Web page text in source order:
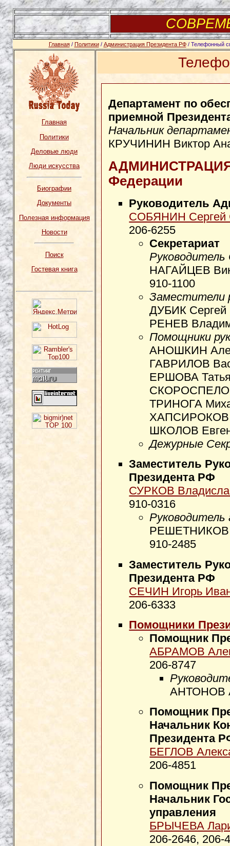
Главная/ Политики/ Администрация Президента РФ/ Телефонный
Главная
Политики
Деловые люди
Люди искусства
Биографии
Документы
Полезная информация
Новости
Поиск
Гостевая книга
Департамент по
приемной
Начальник
КРУЧИНИН Виктор
АДМИНИСТРАЦИЯ
Федерации
Руководитель
СОБЯНИН Сергей
206-6255
Секретариат
НАГАЙЦЕВ
910-1100
Заместители
ДУБИК Сергей
РЕНЕВ
Помощники
АНОШКИН
ГАВРИЛОВ
ЕРШОВА
СКОРОСПЕЛОВ
ТРИНОГА
ХАПСИРОКОВ
ШКОЛОВ
Дежурные
Заместитель
Президента РФ
СУРКОВ
910-0316
Руководитель
РЕШЕТНИКОВ
910-2485
Заместитель
Президента РФ
СЕЧИН Игорь
206-6333
Помощники
Помощник
АБРАМОВ
206-8747
АНТОНОВ
Помощник
Начальник
Президента
БЕГЛОВ
206-4851
Помощник
Начальник
управления
БРЫЧЕВА
206-2646, 206-